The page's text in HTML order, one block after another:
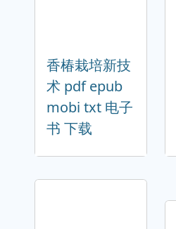
香椿栽培新技
术 pdf epub
mobi txt 电子
书 下载